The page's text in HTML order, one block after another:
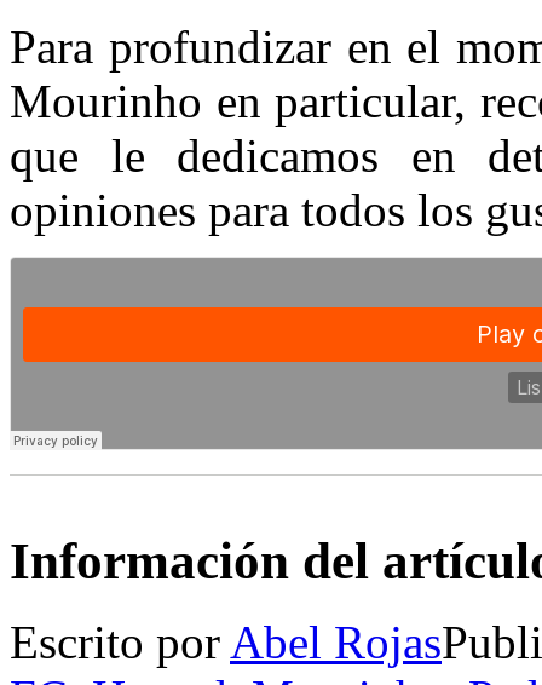
Para profundizar en el
Mourinho en particular,
que le dedicamos en
opiniones para todos los
Información del
Escrito por Abel Rojas